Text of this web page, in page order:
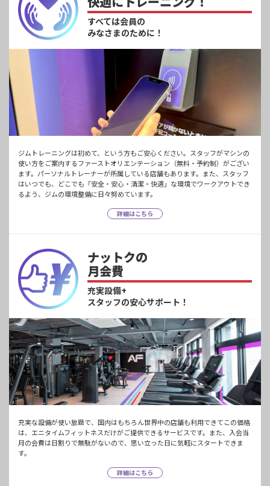
すべては会員の
みなさまのために！
ジムトレーニングは初めて、という方もご安心ください。スタッフがマシンの
使い方をご案内するファーストオリエンテーション（無料・予約制）がござい
ます。パーソナルトレーナーが所属している店舗もあります。また、スタッフ
はいつでも、どこでも「安全・安心・清潔・快適」な環境でワークアウトでき
るよう、ジムの環境整備に日々努めています。
詳細はこちら
ナットクの
月会費
充実設備+
スタッフの安心サポート！
充実な設備が使い放題で、国内はもちろん世界中の店舗も利用できてこの価格
は、エニタイムフィットネスだけがご提供できるサービスです。また、入会当
月の会費は日割りで無駄がないので、思い立った日に気軽にスタートできま
す。
詳細はこちら